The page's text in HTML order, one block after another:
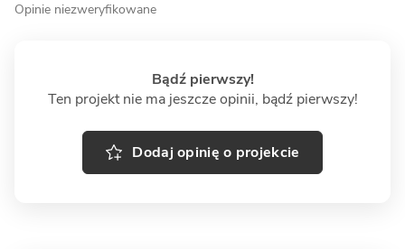
Opinie niezweryfikowane
Bądź pierwszy!
Ten projekt nie ma jeszcze opinii, bądź pierwszy!
Dodaj opinię o projekcie